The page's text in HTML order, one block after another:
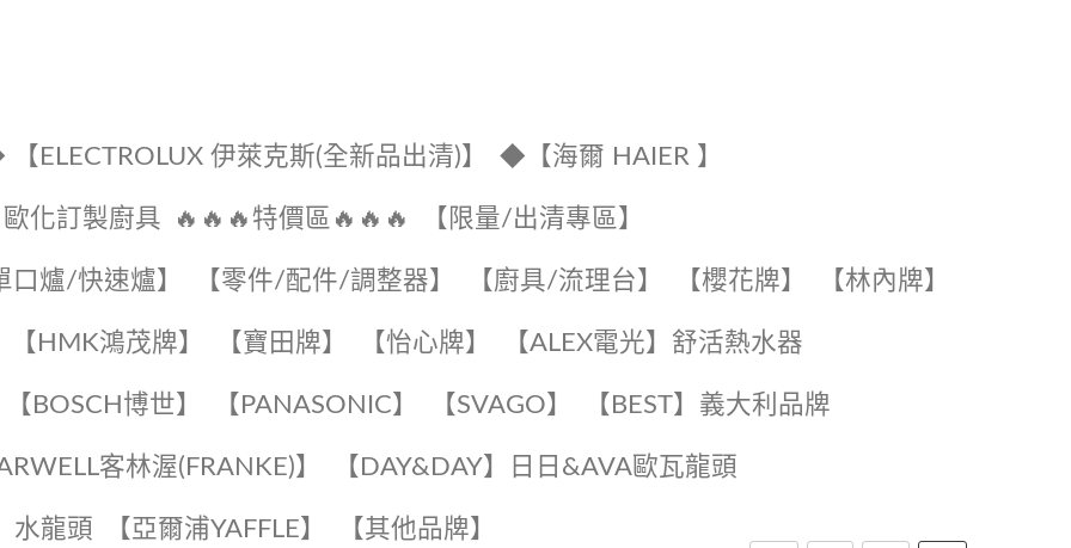
ELECTROLUX 伊萊克斯(全新品出清)】 ◆【海爾 HAIER 】
化訂製廚具 🔥🔥🔥特價區🔥🔥🔥 【限量/出清專區】
口爐/快速爐】 【零件/配件/調整器】 【廚具/流理台】 【櫻花牌】 【林內牌】
【HMK鴻茂牌】 【寶田牌】 ️【怡心牌】️ ️️【ALEX電光】舒活熱水器️️
【BOSCH博世】 ️【PANASONIC】️ ️【SVAGO】️ ️【BEST】️義大利品牌
客林渥(FRANKE)】️ ️【DAY&DAY】️日日&AVA歐瓦龍頭
水龍頭️ 【亞爾浦YAFFLE】 ️【其他品牌】️